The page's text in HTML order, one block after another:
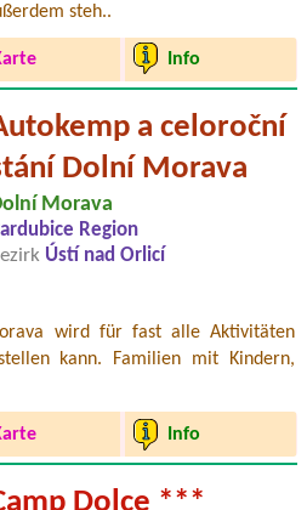
steh..
Info
a celoroční
Dolní Morava
Morava
Region
Ústí nad Orlicí
wird für fast alle Aktivitäten
kann. Familien mit Kindern,
Info
Dolce ***